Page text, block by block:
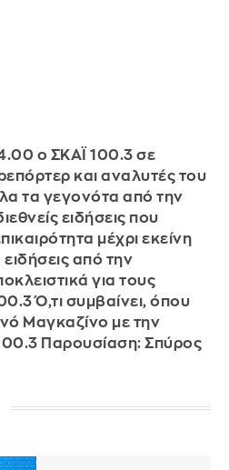
ο ΣΚΑΪ 100.3 σε
και αναλυτές του
τα γεγονότα από την
ειδήσεις που
μέχρι εκείνη
ειδήσεις από την
για τους
Ό,τι συμβαίνει, όπου
Μαγκαζίνο με την
Παρουσίαση: Σπύρος